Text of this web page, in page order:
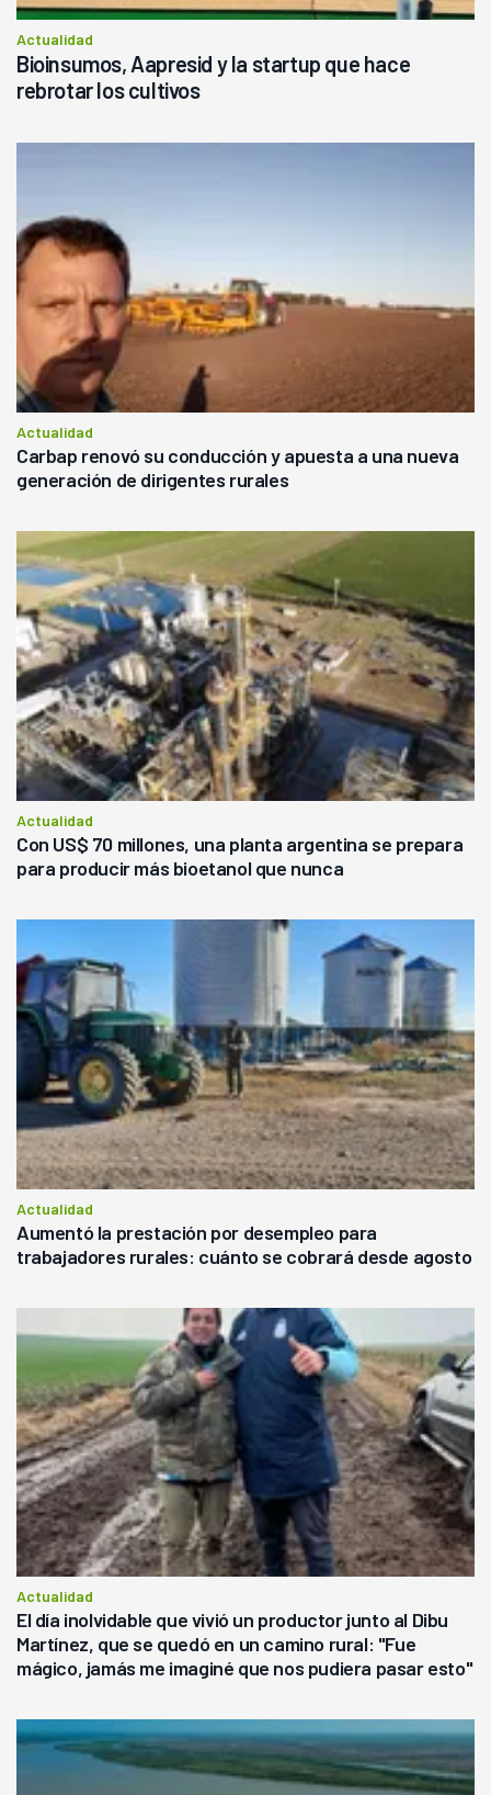
Actualidad
Bioinsumos, Aapresid y la startup que hace
rebrotar los cultivos
Actualidad
Carbap renovó su conducción y apuesta a una nueva
generación de dirigentes rurales
Actualidad
Con US$ 70 millones, una planta argentina se prepara
para producir más bioetanol que nunca
Actualidad
Aumentó la prestación por desempleo para
trabajadores rurales: cuánto se cobrará desde agosto
Actualidad
El día inolvidable que vivió un productor junto al Dibu
Martínez, que se quedó en un camino rural: "Fue
mágico, jamás me imaginé que nos pudiera pasar esto"